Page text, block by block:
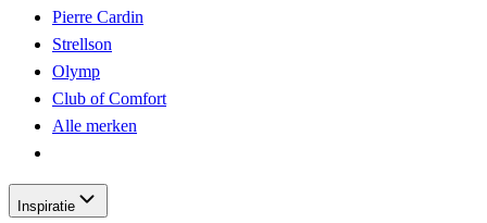
Pierre Cardin
Strellson
Olymp
Club of Comfort
Alle merken
Inspiratie